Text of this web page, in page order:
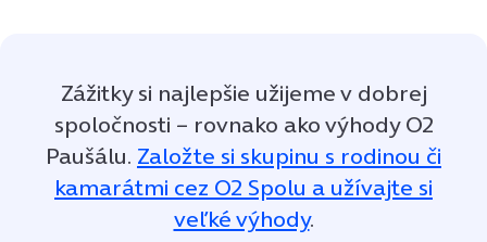
Zážitky si najlepšie užijeme v dobrej
spoločnosti – rovnako ako výhody O2
Paušálu. Založte si skupinu s rodinou či
kamarátmi cez O2 Spolu a užívajte si
veľké výhody.